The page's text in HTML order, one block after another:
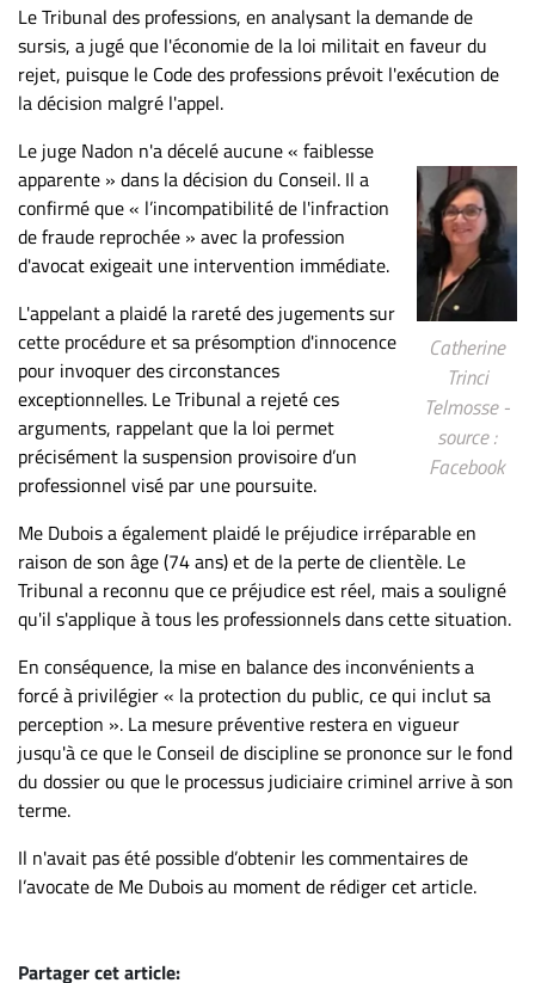
Le Tribunal des professions, en analysant la demande de
sursis, a jugé que l'économie de la loi militait en faveur du
rejet, puisque le Code des professions prévoit l'exécution de
la décision malgré l'appel.
Catherine
Trinci
Telmosse -
source :
Facebook
Le juge Nadon n'a décelé aucune « faiblesse
apparente » dans la décision du Conseil. Il a
confirmé que « l’incompatibilité de l'infraction
de fraude reprochée » avec la profession
d'avocat exigeait une intervention immédiate.
L'appelant a plaidé la rareté des jugements sur
cette procédure et sa présomption d'innocence
pour invoquer des circonstances
exceptionnelles. Le Tribunal a rejeté ces
arguments, rappelant que la loi permet
précisément la suspension provisoire d’un
professionnel visé par une poursuite.
Me Dubois a également plaidé le préjudice irréparable en
raison de son âge (74 ans) et de la perte de clientèle. Le
Tribunal a reconnu que ce préjudice est réel, mais a souligné
qu'il s'applique à tous les professionnels dans cette situation.
En conséquence, la mise en balance des inconvénients a
forcé à privilégier « la protection du public, ce qui inclut sa
perception ». La mesure préventive restera en vigueur
jusqu'à ce que le Conseil de discipline se prononce sur le fond
du dossier ou que le processus judiciaire criminel arrive à son
terme.
Il n'avait pas été possible d’obtenir les commentaires de
l’avocate de Me Dubois au moment de rédiger cet article.
Partager cet article: